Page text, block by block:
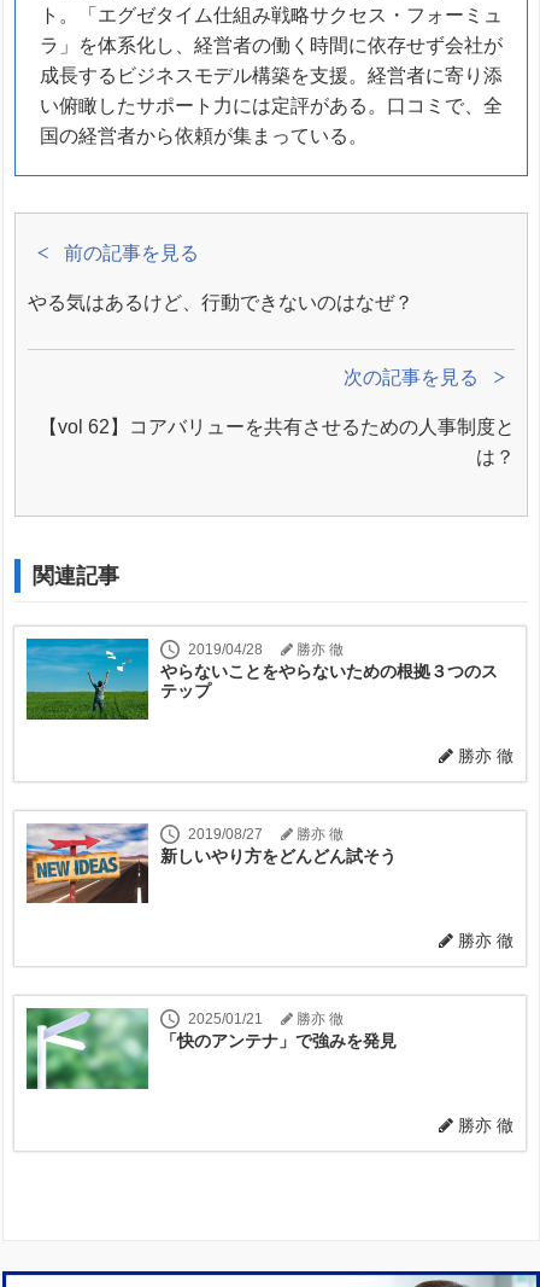
ト。「エグゼタイム仕組み戦略サクセス・フォーミュ
ラ」を体系化し、経営者の働く時間に依存せず会社が
成長するビジネスモデル構築を支援。経営者に寄り添
い俯瞰したサポート力には定評がある。口コミで、全
国の経営者から依頼が集まっている。
前の記事を見る
やる気はあるけど、行動できないのはなぜ？
次の記事を見る
【vol 62】コアバリューを共有させるための人事制度と
は？
関連記事
2019/04/28 勝亦 徹
やらないことをやらないための根拠３つのス
テップ
勝亦 徹
2019/08/27 勝亦 徹
新しいやり方をどんどん試そう
勝亦 徹
2025/01/21 勝亦 徹
「快のアンテナ」で強みを発見
勝亦 徹